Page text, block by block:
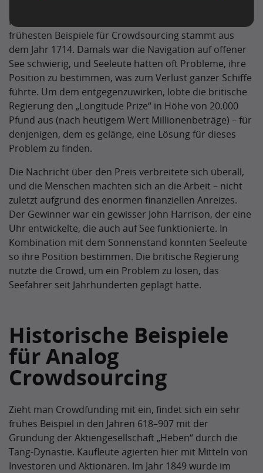
Menschen nicht zusammenarbeiten würden. Eines der
frühesten Beispiele für Crowdsourcing stammt aus
dem Jahr 1714. Damals war die Navigation auf offener
See schwierig, und Seeleute hatten oft Probleme, ihre
Position zu bestimmen, was zum Verlust ganzer Schiffe
führte. Um dem entgegenzuwirken, lobte die britische
Regierung den „Longitude Prize“ in Höhe von 20.000
Pfund aus (nach heutigem Wert Millionenbeträge) – für
denjenigen, dem es gelänge, eine Lösung für dieses
Problem zu finden.
Die Nachricht über den Preis verbreitete sich überall,
und die Menschen machten sich an die Arbeit – nicht
zuletzt aufgrund des enormen finanziellen Anreizes.
Der Gewinner war ein gewisser John Harrison, der eine
Uhr entwickelte, die auch auf See funktionierte. In
Kombination mit dem Sonnenstand konnten Seeleute
so ihre Position bestimmen. Die britische Regierung
nutzte die Crowd, um ein Problem zu lösen, das
Seefahrer seit Jahrhunderten geplagt hatte.
Historische Beispiele
für Analog
Crowdsourcing
Zieht man Crowdfunding mit ein, findet sich ein sehr
frühes Beispiel in den Jahren 618–907 mit der
Gründung der Aktiengesellschaft „Heben“ durch die
Tang-Dynastie. Kaufleute agierten hier mit Mitteln von
Investoren und Aktionären. Im Jahr 1849 wurde im